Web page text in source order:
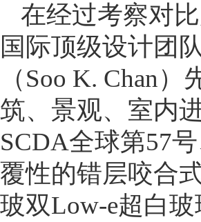
在经过考察对
国际顶级设计团
（Soo K. Chan
筑、景观、室内
SCDA全球第57
覆性的错层咬合
玻双Low-e超白